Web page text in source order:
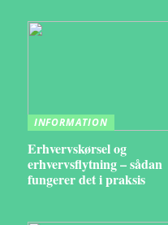
INFORMATION
Erhvervskørsel og
erhvervsflytning – sådan
fungerer det i praksis